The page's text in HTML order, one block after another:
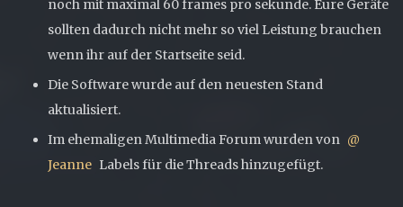
noch mit maximal 60 frames pro sekunde. Eure Geräte
sollten dadurch nicht mehr so viel Leistung brauchen
wenn ihr auf der Startseite seid.
Die Software wurde auf den neuesten Stand
aktualisiert.
Im ehemaligen Multimedia Forum wurden von
Jeanne Labels für die Threads hinzugefügt.